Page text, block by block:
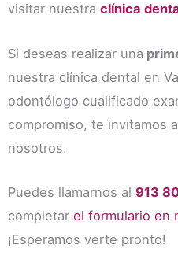
visitar nuestra clínica
Si deseas realizar una
nuestra clínica dental en
odontólogo cualificado
compromiso, te invitamos
nosotros.
Puedes llamarnos al 913
completar el formulario en
¡Esperamos verte pronto!